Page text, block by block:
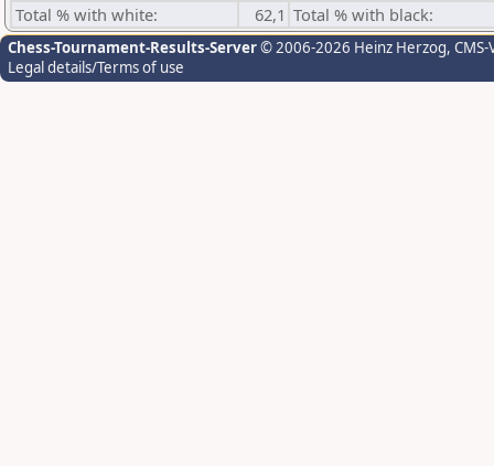
Total % with white:
62,1 Total % with black:
Chess-Tournament-Results-Server© 2006-2026 Heinz Herzog,
Legal details/Terms of use